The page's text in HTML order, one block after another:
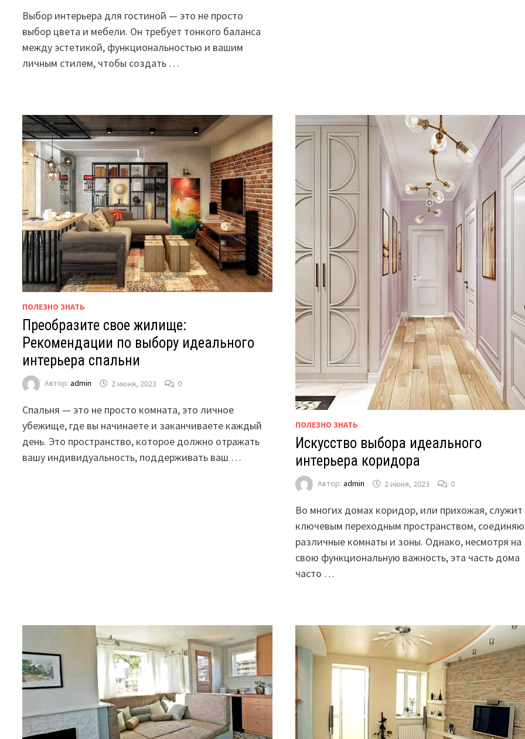
Выбор интерьера для гостиной — это не просто
выбор цвета и мебели. Он требует тонкого баланса
между эстетикой, функциональностью и вашим
личным стилем, чтобы создать …
ПОЛЕЗНО ЗНАТЬ
Преобразите свое жилище:
Рекомендации по выбору идеального
интерьера спальни
Автор:admin 2 июня, 2023 0
Спальня — это не просто комната, это личное
убежище, где вы начинаете и заканчиваете каждый
день. Это пространство, которое должно отражать
вашу индивидуальность, поддерживать ваш …
ПОЛЕЗНО ЗНАТЬ
Искусство выбора идеального
интерьера коридора
Автор: admin 2 июня, 2023 0
Во многих домах коридор, или прихожая, служит
ключевым переходным пространством,
различные комнаты и зоны. Однако, несмотря на
свою функциональную важность, эта часть дома
часто …